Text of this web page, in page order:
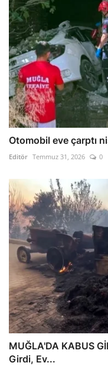
Otomobil eve çarptı
Editör Temmuz 31, 2026 0
MUĞLA'DA KABUS
Girdi, Ev...